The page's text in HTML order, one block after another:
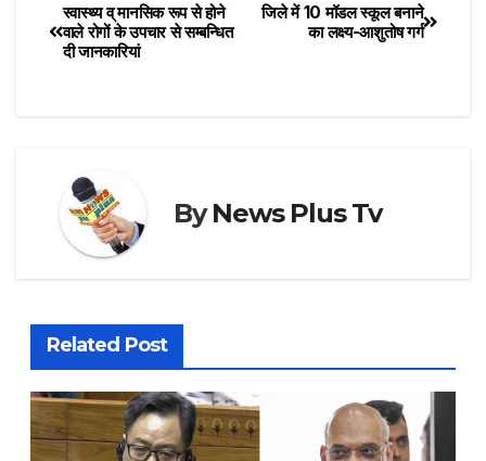
जिले में 10 मॉडल स्कूल बनाने
का लक्ष्य-आशुतोष गर्ग
स्वास्थ्य व् मानसिक रूप से होने
वाले रोगों के उपचार से सम्बन्धित
दी जानकारियां
ByNews Plus Tv
Related Post